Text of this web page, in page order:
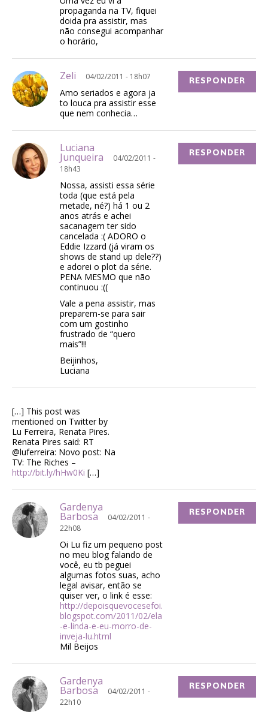
propaganda na TV, fiquei
doida pra assistir, mas
não consegui acompanhar
o horário,
Zeli 04/02/2011 - 18h07
Amo seriados e agora ja
to louca pra assistir esse
que nem conhecia…
RESPONDER
Luciana
Junqueira
04/02/2011 -
18h43
Nossa, assisti essa série
toda (que está pela
metade, né?) há 1 ou 2
anos atrás e achei
sacanagem ter sido
cancelada :( ADORO o
Eddie Izzard (já viram os
shows de stand up dele??)
e adorei o plot da série.
PENA MESMO que não
continuou :((
Vale a pena assistir, mas
preparem-se para sair
com um gostinho
frustrado de “quero
mais”!!!
Beijinhos,
Luciana
RESPONDER
[…] This post was
mentioned on Twitter by
Lu Ferreira, Renata Pires.
Renata Pires said: RT
@luferreira: Novo post: Na
TV: The Riches –
http://bit.ly/hHw0Ki […]
Gardenya
Barbosa
04/02/2011 -
22h08
Oi Lu fiz um pequeno post
no meu blog falando de
você, eu tb peguei
algumas fotos suas, acho
legal avisar, então se
quiser ver, o link é esse:
http://depoisquevocesefoi.
blogspot.com/2011/02/ela
-e-linda-e-eu-morro-de-
inveja-lu.html
Mil Beijos
RESPONDER
Gardenya
Barbosa
04/02/2011 -
22h10
RESPONDER